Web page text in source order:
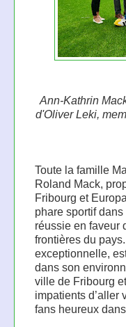
Ann-Kathrin
d'Oliver Leki,
Toute la famille
Roland Mack,
Fribourg et
phare sportif
réussie en faveur
frontières du
exceptionnelle,
dans son
ville de Fribourg
impatients d’aller
fans heureux